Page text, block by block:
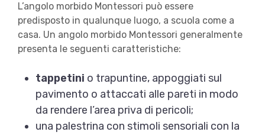
L’angolo morbido Montessori può essere
predisposto in qualunque luogo, a scuola come a
casa. Un angolo morbido Montessori generalmente
presenta le seguenti caratteristiche:
tappetini o trapuntine, appoggiati sul
pavimento o attaccati alle pareti in modo
da rendere l’area priva di pericoli;
una palestrina con stimoli sensoriali con la